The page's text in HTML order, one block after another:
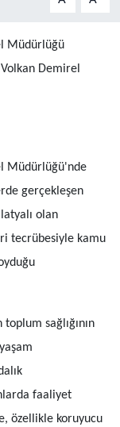
Müdürlüğü
Demirel
Müdürlüğü'nde
gerçekleşen
olan
tecrübesiyle kamu
sağlığının
faaliyet
özellikle koruyucu